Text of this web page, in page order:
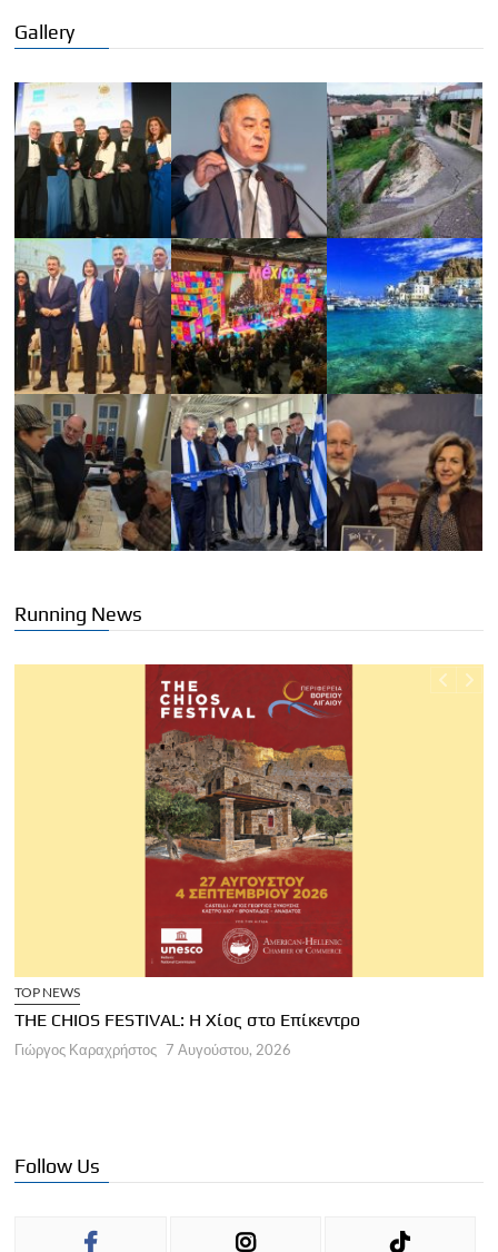
Gallery
Running News
TOP NEWS
THE CHIOS FESTIVAL: Η Χίος στο Επίκεντρο
Γιώργος Καραχρήστος 7 Αυγούστου, 2026
Follow Us